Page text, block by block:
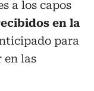
a los capos
en la
para
en las